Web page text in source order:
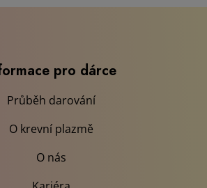
Kariéra
Finanční náhrada
Program slev a výhod